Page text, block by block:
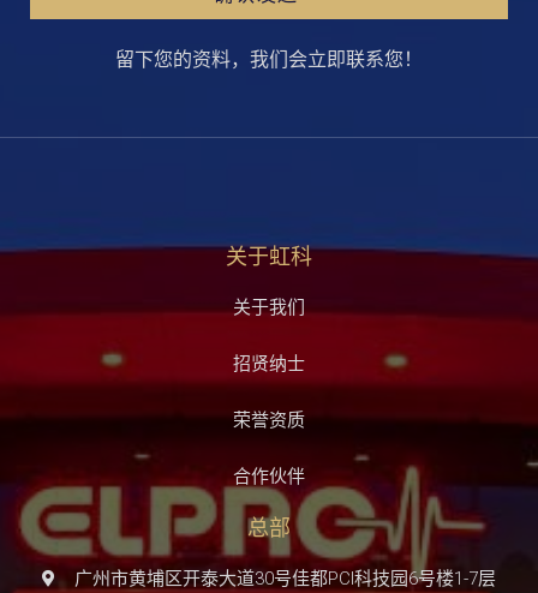
留下您的资料，我们会立即联系您！
关于虹科
关于我们
招贤纳士
荣誉资质
合作伙伴
总部
广州市黄埔区开泰大道30号佳都PCI科技园6号楼1-7层